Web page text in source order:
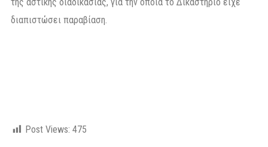
διαπιστώσει παραβίαση.
Post Views: 475